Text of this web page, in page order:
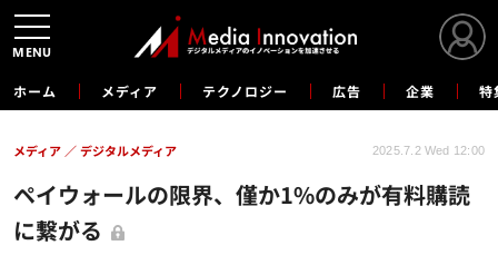
ホーム メディア テクノロジー 広告 企業 特
ペイウォールの限界、僅か1%のみが有料購読
に繋がる
メディア デジタルメディア 2025.7.2 Wed 12:00
MENU